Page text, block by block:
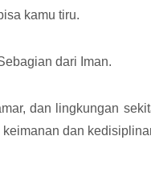
kamu tiru.
dari Iman.
dan lingkungan
dan